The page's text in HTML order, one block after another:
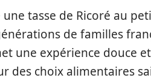
une tasse de Ricoré au
de familles
une expérience douce
des choix alimentaires